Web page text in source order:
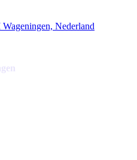
Nederland